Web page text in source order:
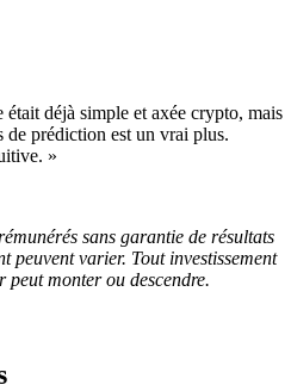
déjà simple et axée crypto, mais
de prédiction est un vrai plus.
»
sans garantie de résultats
peuvent varier. Tout investissement
peut monter ou descendre.